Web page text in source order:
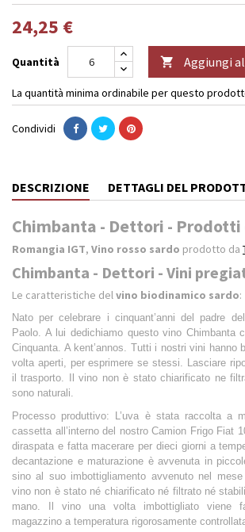
24,25 €
Quantità  Aggiungi
La quantità minima ordinabile per questo
Condividi
DESCRIZIONE DETTAGLI DEL
Chimbanta - Dettori - Prodotti
Romangia IGT, Vino rosso sardo prodotto da
Chimbanta - Dettori - Vini
Le caratteristiche delvino biodinamico sardo:
Nato per celebrare i cinquant’anni del padre
Paolo. A lui dedichiamo questo vino Chimbanta
Cinquanta. A kent’annos. Tutti i nostri vini hanno
volta aperti, per esprimere se stessi. Lasciare
il trasporto. Il vino non è stato chiarificato ne
sono naturali.
Processo produttivo:
L’uva è stata raccolta a
cassetta all’interno del nostro Camion Frigo Fiat
diraspata e fatta macerare per dieci giorni a
decantazione e maturazione è avvenuta in
sino al suo imbottigliamento avvenuto nel mese
vino non è stato né chiarificato né filtrato né
mano. Il vino una volta imbottigliato viene
magazzino a temperatura rigorosamente